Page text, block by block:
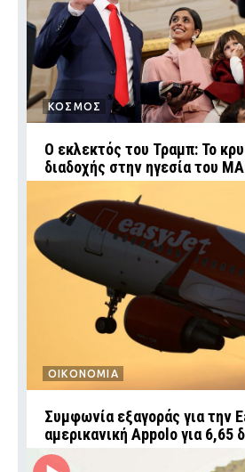
ΚΟΣΜΟΣ
Ο εκλεκτός του Τραμπ: Το
διαδοχής στην ηγεσία του
ΟΙΚΟΝΟΜΙΑ
Συμφωνία εξαγοράς για την
αμερικανική Appolo για 6,65